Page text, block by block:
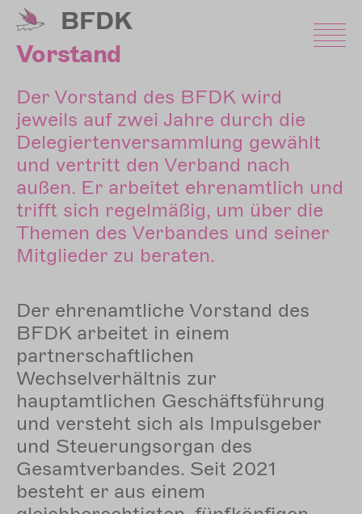
Direkt
zum
Inhalt
BFDK
Vorstand
Der Vorstand des BFDK wird
jeweils auf zwei Jahre durch die
Delegiertenversammlung gewählt
und vertritt den Verband nach
außen. Er arbeitet ehrenamtlich und
trifft sich regelmäßig, um über die
Themen des Verbandes und seiner
Mitglieder zu beraten.
Der ehrenamtliche Vorstand des
BFDK arbeitet in einem
partnerschaftlichen
Wechselverhältnis zur
hauptamtlichen Geschäftsführung
und versteht sich als Impulsgeber
und Steuerungsorgan des
Gesamtverbandes. Seit 2021
besteht er aus einem